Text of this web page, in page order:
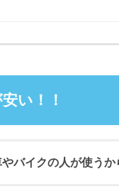
い！！
やバイクの人が使うか